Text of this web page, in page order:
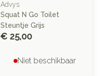
Advys
Squat N Go Toilet
Steuntje Grijs
€ 25,00
Niet beschikbaar